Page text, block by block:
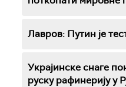
Лавров: Путин je
Украјинске снаге
руску рафинерију у